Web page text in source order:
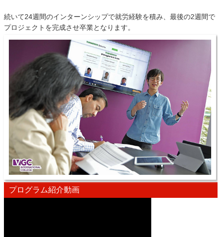
続いて24週間のインターンシップで就労経験を積み、最後の2週間で
プロジェクトを完成させ卒業となります。
プログラム紹介動画